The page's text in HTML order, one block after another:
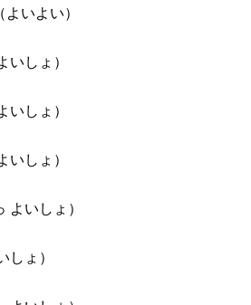
いよい）
いしょ）
いしょ）
いしょ）
よいしょ）
しょ）